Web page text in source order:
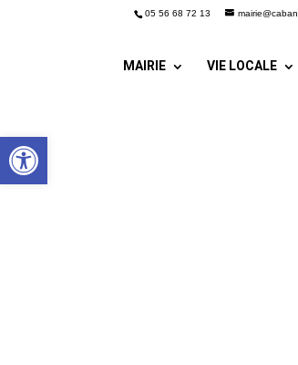
Ouvrir la barre d’outils
05 56 68 72 13
MAIRIE VIE LOCALE